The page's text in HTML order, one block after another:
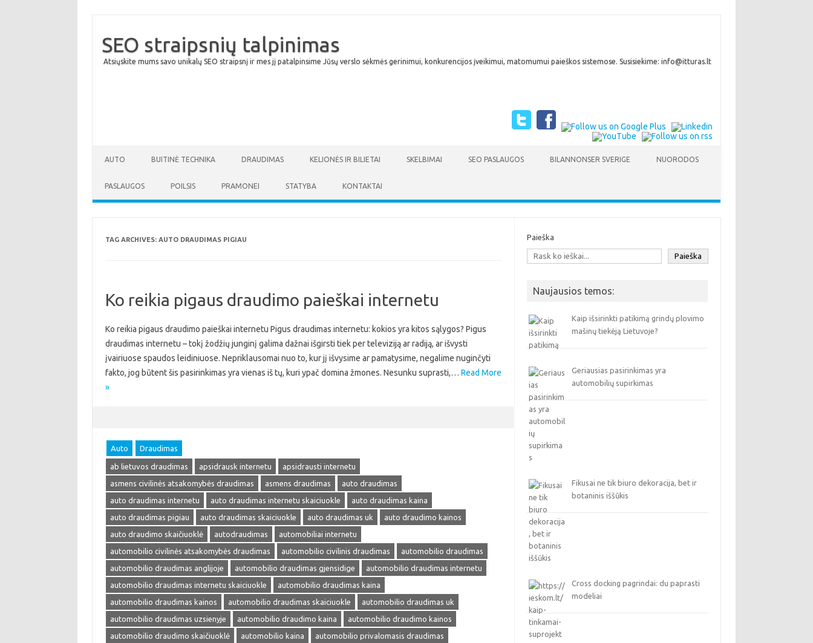
SEO straipsnių talpinimas
Atsiųskite mums savo unikalų SEO straipsnį ir mes jį patalpinsime Jūsų verslo sėkmės gerinimui, konkurencijos įveikimui, matomumui paieškos sistemose. Susisiekime: info@itturas.lt
AUTO BUITINĖ TECHNIKA DRAUDIMAS KELIONĖS IR BILIETAI SKELBIMAI SEO PASLAUGOS BILANNONSER SVERIGE NUORODOS
PASLAUGOS POILSIS PRAMONEI STATYBA KONTAKTAI
TAG ARCHIVES: AUTO DRAUDIMAS PIGIAU
Ko reikia pigaus draudimo paieškai internetu
Ko reikia pigaus draudimo paieškai internetu Pigus draudimas internetu: kokios yra kitos sąlygos? Pigus
draudimas internetu – tokį žodžių junginį galima dažnai išgirsti tiek per televiziją ar radiją, ar išvysti
įvairiuose spaudos leidiniuose. Nepriklausomai nuo to, kur jį išvysime ar pamatysime, negalime nuginčyti
fakto, jog būtent šis pasirinkimas yra vienas iš tų, kuri ypač domina žmones. Nesunku suprasti,… Read More
»
Auto Draudimas
ab lietuvos draudimas apsidrausk internetu
apsidrausti internetu
asmens civilinės atsakomybės draudimas
asmens draudimas
auto draudimas
auto draudimas internetu
auto draudimas internetu skaiciuokle
auto draudimas kaina
auto draudimas pigiau
auto draudimas skaiciuokle auto draudimas uk
auto draudimo kainos
auto draudimo skaičiuoklė
autodraudimas
automobiliai internetu
automobilio civilinės atsakomybės draudimas
automobilio civilinis draudimas
automobilio draudimas
automobilio draudimas anglijoje
automobilio draudimas gjensidige
automobilio draudimas internetu
automobilio draudimas internetu skaiciuokle
automobilio draudimas kaina
automobilio draudimas kainos
automobilio draudimas skaiciuokle
automobilio draudimas uk
automobilio draudimas uzsienyje
automobilio draudimo kaina
automobilio draudimo kainos
automobilio draudimo skaičiuoklė
automobilio kaina
automobilio privalomasis draudimas
Paieška
Paieška
Naujausios temos:
Kaip išsirinkti patikimą grindų plovimo
mašinų tiekėją Lietuvoje?
Geriausias pasirinkimas yra
automobilių supirkimas
Fikusai ne tik biuro dekoracija, bet ir
botaninis iššūkis
Cross docking pagrindai: du paprasti
modeliai